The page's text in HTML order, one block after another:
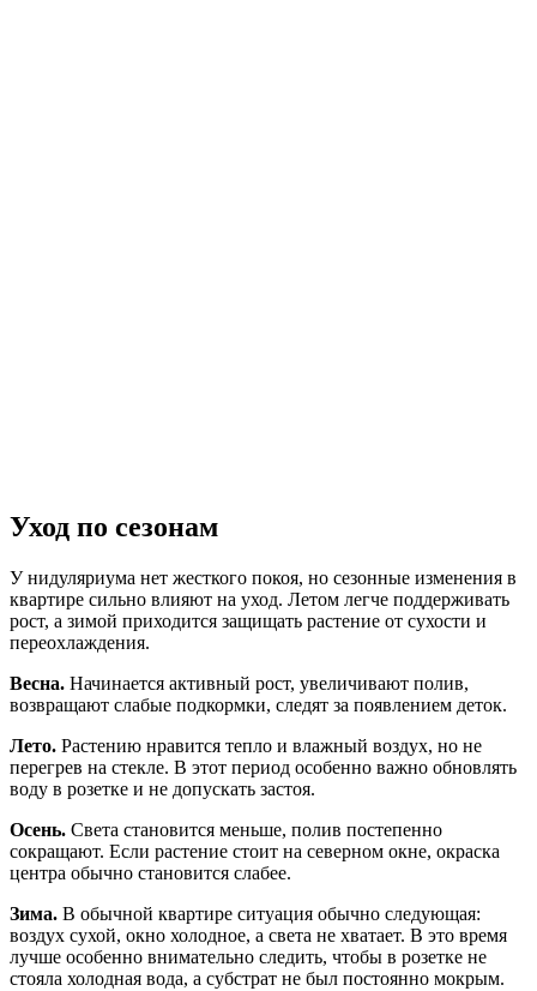
Уход по сезонам
У нидуляриума нет жесткого покоя, но сезонные изменения в
квартире сильно влияют на уход. Летом легче поддерживать
рост, а зимой приходится защищать растение от сухости и
переохлаждения.
Весна. Начинается активный рост, увеличивают полив,
возвращают слабые подкормки, следят за появлением деток.
Лето. Растению нравится тепло и влажный воздух, но не
перегрев на стекле. В этот период особенно важно обновлять
воду в розетке и не допускать застоя.
Осень. Света становится меньше, полив постепенно
сокращают. Если растение стоит на северном окне, окраска
центра обычно становится слабее.
Зима. В обычной квартире ситуация обычно следующая:
воздух сухой, окно холодное, а света не хватает. В это время
лучше особенно внимательно следить, чтобы в розетке не
стояла холодная вода, а субстрат не был постоянно мокрым.